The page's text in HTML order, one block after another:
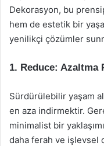
Dekorasyon, bu
hem de estetik bir
yenilikçi çözümler
1. Reduce: Azaltma
Sürdürülebilir yaşam
en aza indirmektir.
minimalist bir
daha ferah ve işlevsel